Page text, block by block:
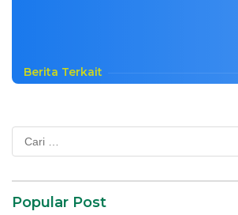
Berita Terkait
Cari
untuk:
Popular Post